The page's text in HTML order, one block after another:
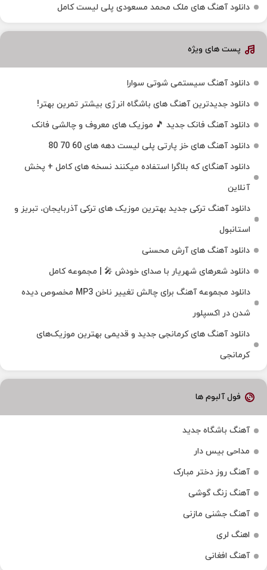
دانلود آهنگ های ملک‌ محمد مسعودی پلی لیست کامل
پست های ویژه
دانلود آهنگ سیستمی شوتی سوارا
دانلود جدیدترین آهنگ‌ های باشگاه انرژی بیشتر تمرین بهتر!
دانلود آهنگ فانک جدید 🎵 موزیک‌ های معروف و چالشی فانک
دانلود آهنگ های خز پارتی پلی لیست دهه های 60 70 80
دانلود آهنگای که بلاگرا استفاده میکنند نسخه های کامل + پخش
آنلاین
دانلود آهنگ ترکی جدید بهترین موزیک‌ های ترکی آذربایجان، تبریز و
استانبول
دانلود آهنگ های آرش محسنی
دانلود شعرهای شهریار با صدای خودش 🎤 | مجموعه کامل
دانلود مجموعه آهنگ برای چالش تغییر ناخن MP3 مخصوص دیده
شدن در اکسپلور
دانلود آهنگ‌ های کرمانجی جدید و قدیمی بهترین موزیک‌های
کرمانجی
فول آلبوم ها
آهنگ باشگاه جدید
مداحی بیس دار
آهنگ روز دختر مبارک
آهنگ زنگ گوشی
آهنگ جشنی مازنی
اهنگ لری
آهنگ افغانی